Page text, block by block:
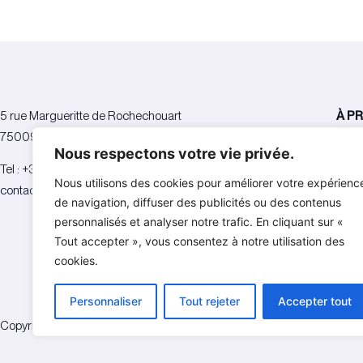
Nous respectons votre vie privée.
Nous utilisons des cookies pour améliorer votre
de navigation, diffuser des publicités ou des contenus
personnalisés et analyser notre trafic. En cliquant sur «
Tout accepter », vous consentez à notre utilisation des
cookies.
Personnaliser Tout rejeter Accepter tout
5 rue Margueritte de Rochechouart
75009 Paris
Tel : +33 (0)1 76 69 35 48
contact@agence-nota.com
À
Copyright 2021 – 2026 Agence Nota. Tous droits réservés.